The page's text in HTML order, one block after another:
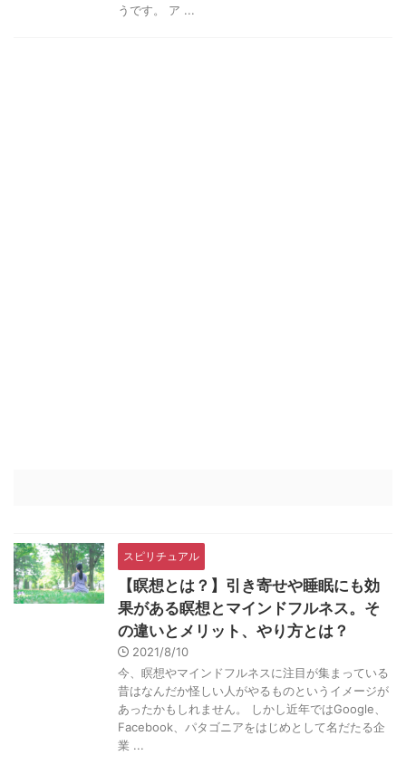
うです。 ア ...
スピリチュアル
【瞑想とは？】引き寄せや睡眠にも効
果がある瞑想とマインドフルネス。そ
の違いとメリット、やり方とは？
2021/8/10
今、瞑想やマインドフルネスに注目が集まっている
昔はなんだか怪しい人がやるものというイメージが
あったかもしれません。 しかし近年ではGoogle、
Facebook、パタゴニアをはじめとして名だたる企
業 ...